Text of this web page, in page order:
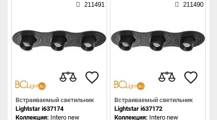
211491
Встраиваемый светильник
Lightstar i637174
Коллекция: Intero new
211490
Встраиваемый светильник
Lightstar i637172
Коллекция: Intero new